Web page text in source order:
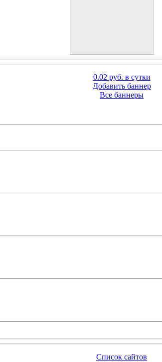
0.02 руб. в сутки
Добавить баннер
Все баннеры
Список сайтов